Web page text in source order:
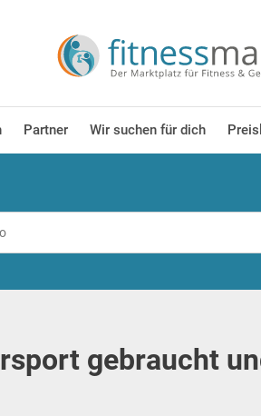
Partner Wir suchen für dich
gebraucht